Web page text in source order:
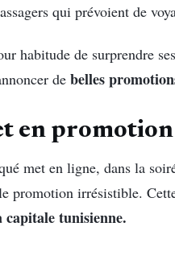
qui prévoient de
habitude de surprendre
de belles
en promotion
met en ligne, dans la
promotion irrésistible.
capitale tunisienne.